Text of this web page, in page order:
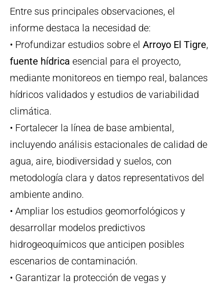
Entre sus principales observaciones, el
informe destaca la necesidad de:
• Profundizar estudios sobre el Arroyo El Tigre,
fuente hídrica esencial para el proyecto,
mediante monitoreos en tiempo real, balances
hídricos validados y estudios de variabilidad
climática.
• Fortalecer la línea de base ambiental,
incluyendo análisis estacionales de calidad de
agua, aire, biodiversidad y suelos, con
metodología clara y datos representativos del
ambiente andino.
• Ampliar los estudios geomorfológicos y
desarrollar modelos predictivos
hidrogeoquímicos que anticipen posibles
escenarios de contaminación.
• Garantizar la protección de vegas y